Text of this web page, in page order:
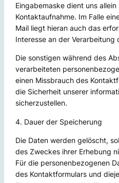
Eingabemaske dient uns
Kontaktaufnahme. Im Falle
Mail liegt hieran auch das
Interesse an der Verarbeitung
Die sonstigen während des
verarbeiteten
einen Missbrauch des
die Sicherheit unserer
sicherzustellen.
4. Dauer der Speicherung
Die Daten werden gelöscht,
des Zweckes ihrer Erhebung
Für die personenbezogenen
des Kontaktformulars und